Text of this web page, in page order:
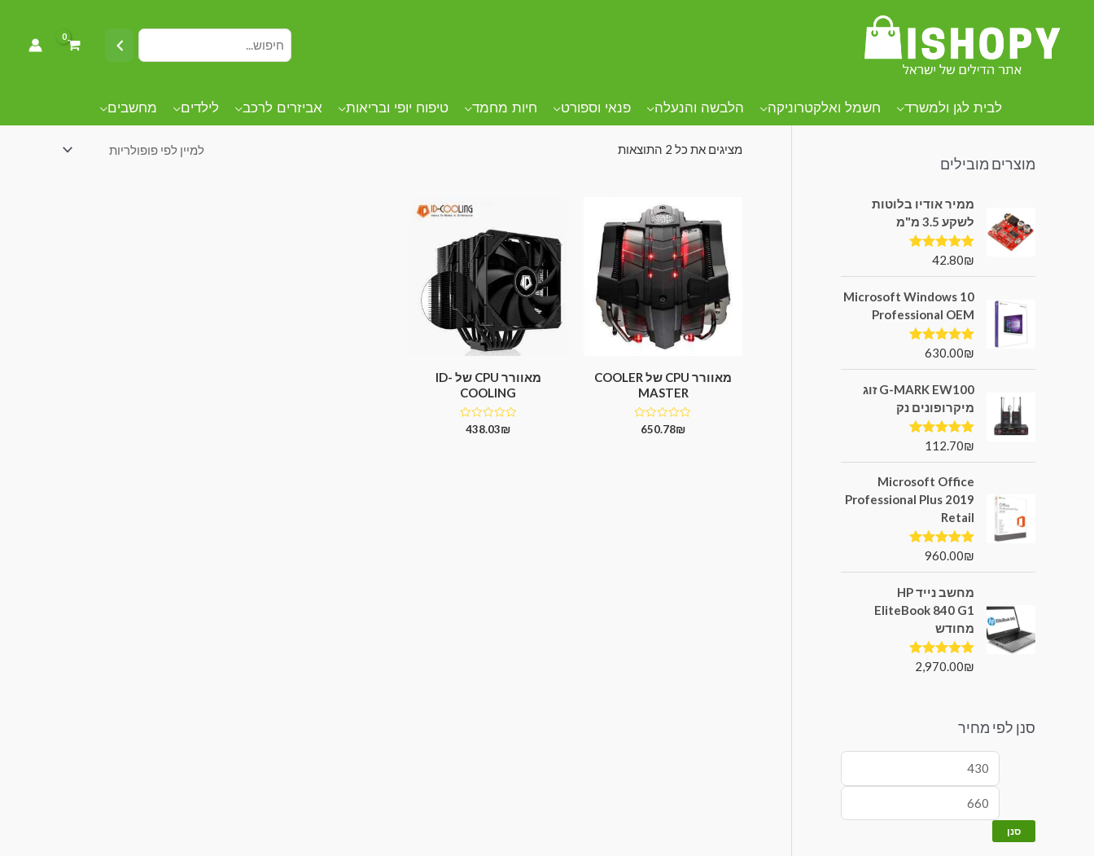
לבית לגן ולמשרד חשמל ואלקטרוניקה הלבשה והנעלה פנאי וספורט חיות מחמד טיפוח יופי ובריאות אביזרים לרכב לילדים מחשבים
קטגוריות מוצרים
מוצרים מובילים
ממיר אודיו בלוטות
לשקע 3.5 מ"מ
דורג5.00
42.80₪
Microsoft Windows 10
Professional OEM
דורג5.00
630.00₪
G-MARK EW100 זוג
מיקרופונים נק
דורג5.00
112.70₪
Microsoft Office
Professional Plus 2019
Retail
דורג5.00
960.00₪
מחשב נייד HP
EliteBook 840 G1
מחודש
דורג5.00
2,970.00₪
סנן לפי מחיר
סנן
מקרר CPU
מציגים את כל ⁦2⁩ התוצאות
מאוורר CPU של COOLER
MASTER
דורג650.78₪
מאוורר CPU של ID-
COOLING
דורג438.03₪